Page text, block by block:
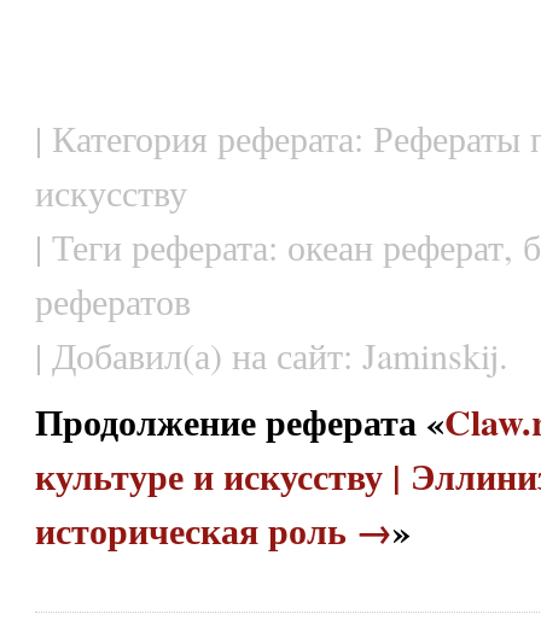
| Категория реферата: Рефераты
искусству
| Теги реферата: океан реферат,
рефератов
| Добавил(а) на сайт: Jaminskij.
Продолжение реферата «
культуре и искусству |
историческая роль →»